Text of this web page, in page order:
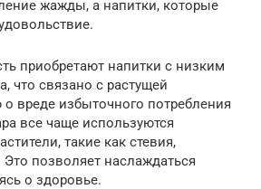
жажды, а напитки, которые
приобретают напитки с низким
что связано с растущей
вреде избыточного потребления
все чаще используются
такие как стевия,
позволяет наслаждаться
о здоровье.